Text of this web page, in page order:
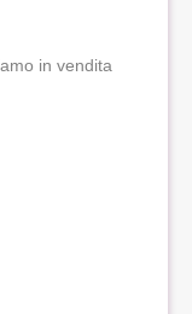
in vendita